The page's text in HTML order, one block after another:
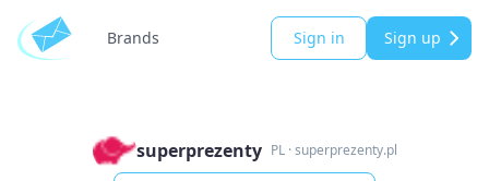
Brands Sign in Sign up
superprezenty PL·superprezenty.pl